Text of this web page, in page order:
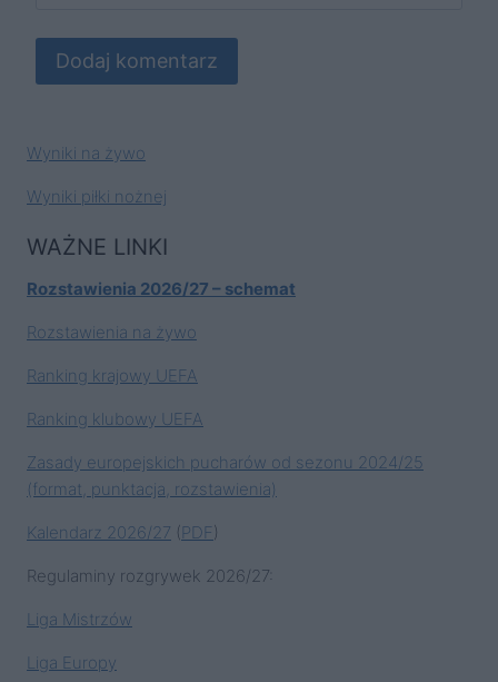
Wyniki na żywo
Wyniki piłki nożnej
WAŻNE LINKI
Rozstawienia 2026/27 – schemat
Rozstawienia na żywo
Ranking krajowy UEFA
Ranking klubowy UEFA
Zasady europejskich pucharów od sezonu 2024/25
(format, punktacja, rozstawienia)
Kalendarz 2026/27 (PDF)
Regulaminy rozgrywek 2026/27:
Liga Mistrzów
Liga Europy